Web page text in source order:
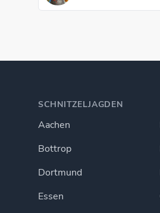
SCHNITZELJAGDEN
Aachen
Bottrop
Dortmund
Essen